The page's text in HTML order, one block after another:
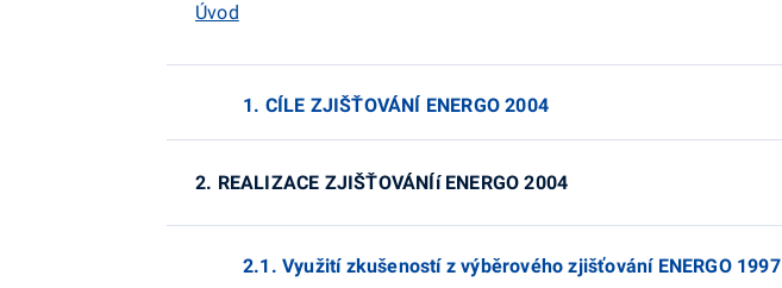
Úvod
1. CÍLE ZJIŠŤOVÁNÍ ENERGO 2004
2. REALIZACE ZJIŠŤOVÁNÍí ENERGO 2004
2.1. Využití zkušeností z výběrového zjišťování ENERGO 1997